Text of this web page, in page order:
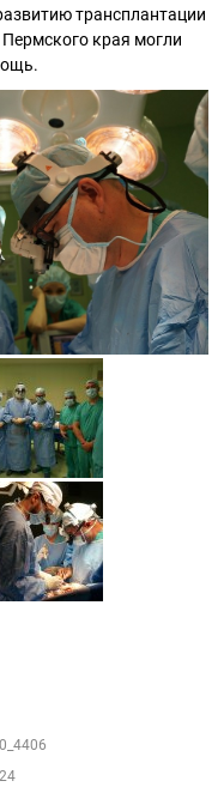
трансплантации
края могли